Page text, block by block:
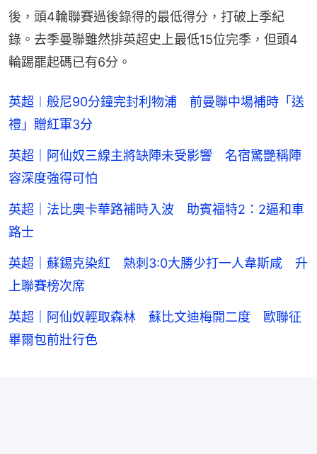
後，頭4輪聯賽過後錄得的最低得分，打破上季紀
錄。去季曼聯雖然排英超史上最低15位完季，但頭4
輪踢罷起碼已有6分。
英超︱般尼90分鐘完封利物浦 前曼聯中場補時「送
禮」贈紅軍3分
英超｜阿仙奴三線主將缺陣未受影響 名宿驚艷稱陣
容深度強得可怕
英超｜法比奧卡華路補時入波 助賓福特2：2逼和車
路士
英超｜蘇錫克染紅 熱刺3:0大勝少打一人韋斯咸 升
上聯賽榜次席
英超｜阿仙奴輕取森林 蘇比文迪梅開二度 歐聯征
畢爾包前壯行色